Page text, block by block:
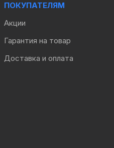
ПОКУПАТЕЛЯМ
Акции
Гарантия на товар
Доставка и оплата